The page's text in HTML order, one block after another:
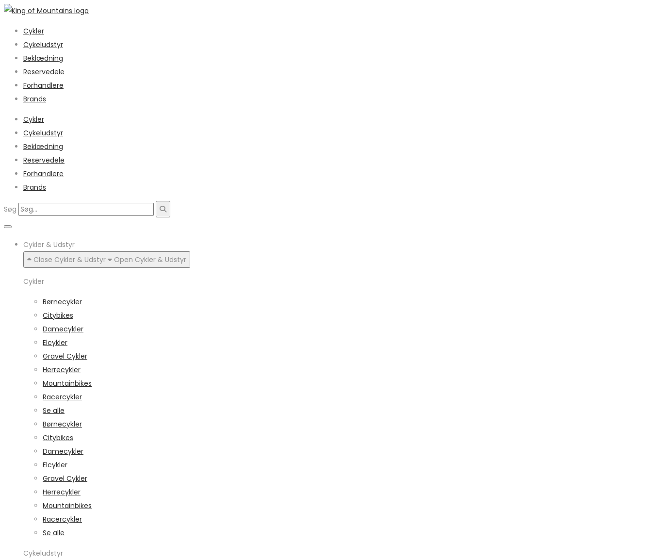
Cykler
Cykeludstyr
Beklædning
Reservedele
Forhandlere
Brands
Cykler
Cykeludstyr
Beklædning
Reservedele
Forhandlere
Brands
Søg
Cykler & Udstyr
Close Cykler & Udstyr
Open Cykler & Udstyr
Cykler
Børnecykler
Citybikes
Damecykler
Elcykler
Gravel Cykler
Herrecykler
Mountainbikes
Racercykler
Se alle
Børnecykler
Citybikes
Damecykler
Elcykler
Gravel Cykler
Herrecykler
Mountainbikes
Racercykler
Se alle
Cykeludstyr